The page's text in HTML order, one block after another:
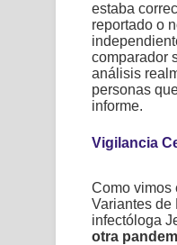
estaba
reportado o
comparador
análisis
personas
informe.
Vigilancia
Como vimos
Variantes de
infectóloga
otra